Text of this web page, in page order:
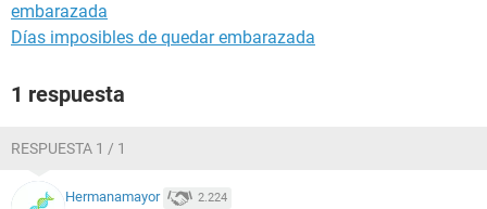
embarazada
Días imposibles de quedar embarazada
1 respuesta
RESPUESTA 1 / 1
Hermanamayor 2.224